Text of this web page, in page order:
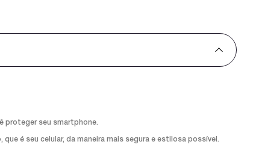
proteger seu smartphone.
é seu celular, da maneira mais segura e estilosa possível.